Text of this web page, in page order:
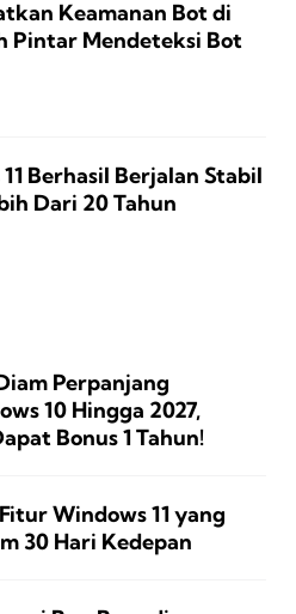
Keamanan Bot di
Pintar Mendeteksi Bot
Berhasil Berjalan Stabil
Dari 20 Tahun
Perpanjang
10 Hingga 2027,
Bonus 1 Tahun!
Windows 11 yang
30 Hari Kedepan